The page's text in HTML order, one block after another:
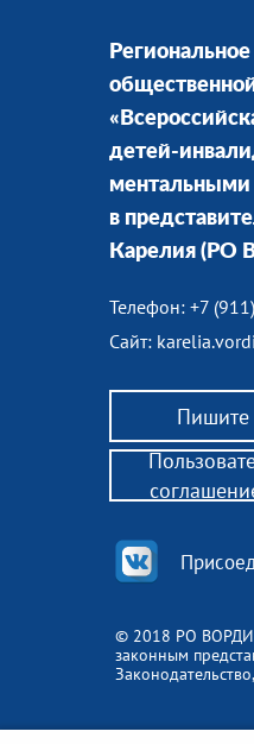
детей-
в
Карелия (РО
Телефон: +7
Сайт:
© 2018 РО ВОРДИ
законным